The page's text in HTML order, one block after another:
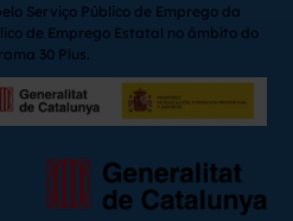
Serviço Público de Emprego da
de Emprego Estatal no âmbito do
30 Plus.